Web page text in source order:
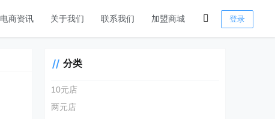
电商资讯 关于我们 联系我们 加盟商城 登录
分类
10元店
两元店